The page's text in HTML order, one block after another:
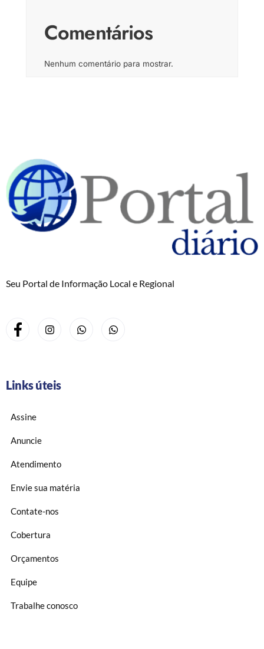
Comentários
Nenhum comentário para mostrar.
Seu Portal de Informação Local e Regional
Links úteis
Assine
Anuncie
Atendimento
Envie sua matéria
Contate-nos
Cobertura
Orçamentos
Equipe
Trabalhe conosco